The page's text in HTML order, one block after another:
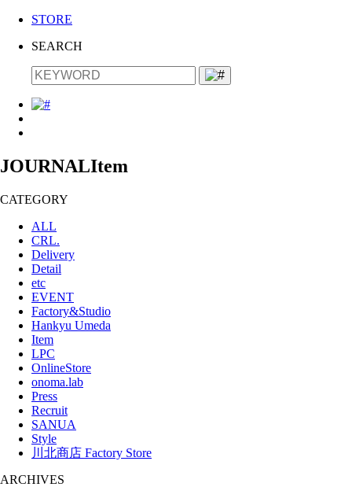
STORE
SEARCH
JOURNALItem
CATEGORY
ALL
CRL.
Delivery
Detail
etc
EVENT
Factory&Studio
Hankyu Umeda
Item
LPC
OnlineStore
onoma.lab
Press
Recruit
SANUA
Style
川北商店 Factory Store
ARCHIVES